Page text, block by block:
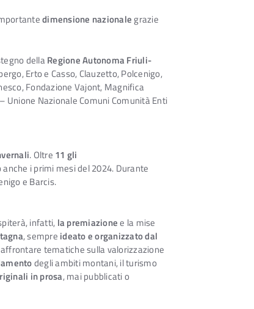
dimensione nazionale grazie
dellaRegione Autonoma Friuli-
Erto e Casso, Clauzetto, Polcenigo,
Fondazione Vajont, Magnifica
Unione Nazionale Comuni Comunità Enti
. Oltre 11 gli
i primi mesi del 2024. Durante
e Barcis.
infatti, la premiazionee la mise
, sempre ideato e organizzato dal
tematiche sulla valorizzazione
degli ambiti montani, il turismo
in prosa, mai pubblicati o